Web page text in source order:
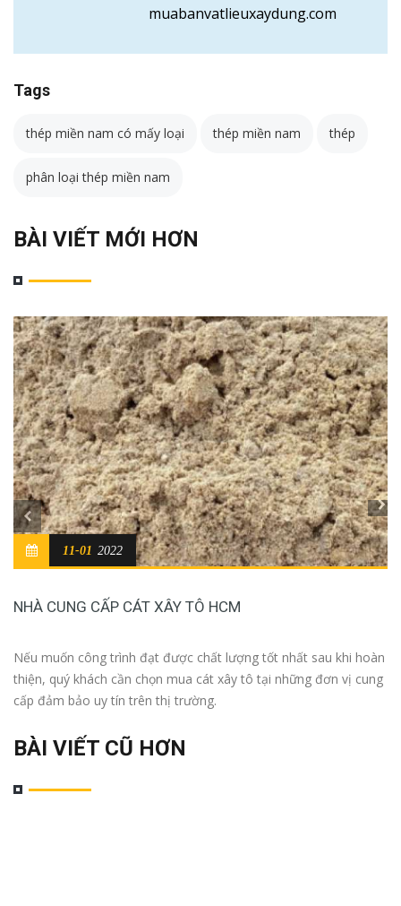
muabanvatlieuxaydung.com
Tags
thép miền nam có mấy loại thép miền nam thép
phân loại thép miền nam
BÀI VIẾT MỚI HƠN
NHÀ CUNG CẤP CÁT XÂY TÔ HCM
11-01 2022
Nếu muốn công trình đạt được chất lượng tốt nhất sau khi hoàn
thiện, quý khách cần chọn mua cát xây tô tại những đơn vị cung
cấp đảm bảo uy tín trên thị trường.
BÀI VIẾT CŨ HƠN